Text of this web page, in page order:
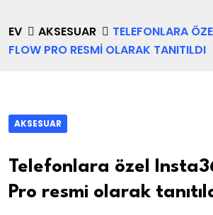
EV AKSESUAR
TELEFONLARA
FLOW PRO RESMI OLARAK TANITILDI
AKSESUAR
Telefonlara özel
Pro resmi olarak